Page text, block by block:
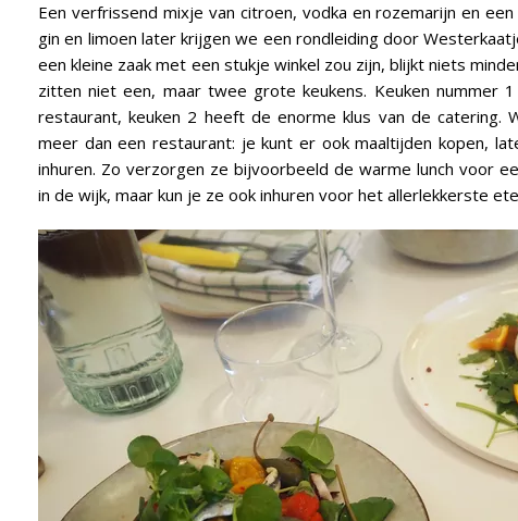
Een verfrissend mixje van citroen, vodka en rozemarijn en
gin en limoen later krijgen we een rondleiding door
een kleine zaak met een stukje winkel zou zijn, blijkt niets
zitten niet een, maar twee grote keukens. Keuken nummer
restaurant, keuken 2 heeft de enorme klus van de catering.
meer dan een restaurant: je kunt er ook maaltijden kopen,
inhuren. Zo verzorgen ze bijvoorbeeld de warme lunch voor
in de wijk, maar kun je ze ook inhuren voor het allerlekkerste